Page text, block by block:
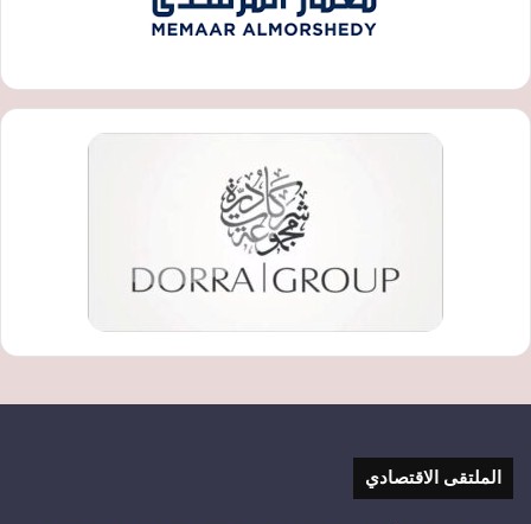
الملتقى الاقتصادي